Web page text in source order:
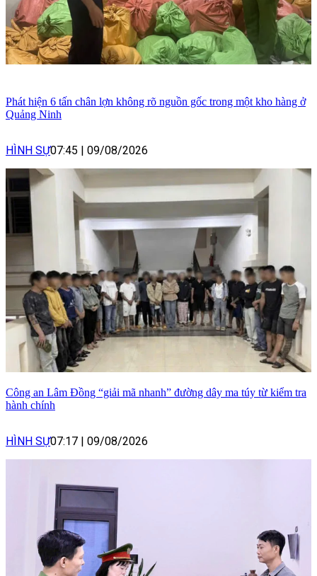
Phát hiện 6 tấn chân lợn không rõ nguồn gốc trong một kho hàng ở
Quảng Ninh
HÌNH SỰ07:45 | 09/08/2026
Công an Lâm Đồng “giải mã nhanh” đường dây ma túy từ kiểm tra
hành chính
HÌNH SỰ07:17 | 09/08/2026